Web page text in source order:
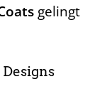
gelingt